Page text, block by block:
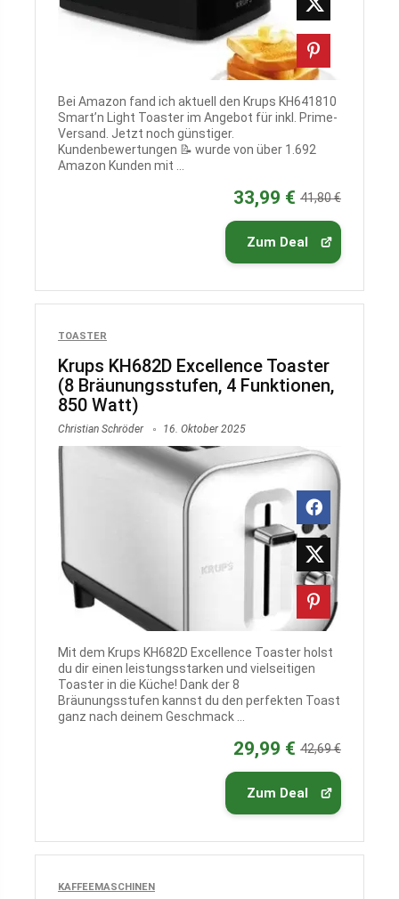
Bei Amazon fand ich aktuell den Krups KH641810
Smart’n Light Toaster im Angebot für inkl. Prime-
Versand. Jetzt noch günstiger.
Kundenbewertungen 📝 wurde von über 1.692
Amazon Kunden mit ...
33,99 € 41,80 €
Zum Deal
TOASTER
Krups KH682D Excellence Toaster
(8 Bräunungsstufen, 4 Funktionen,
850 Watt)
Christian Schröder 16. Oktober 2025
Mit dem Krups KH682D Excellence Toaster holst
du dir einen leistungsstarken und vielseitigen
Toaster in die Küche! Dank der 8
Bräunungsstufen kannst du den perfekten Toast
ganz nach deinem Geschmack ...
29,99 € 42,69 €
Zum Deal
KAFFEEMASCHINEN